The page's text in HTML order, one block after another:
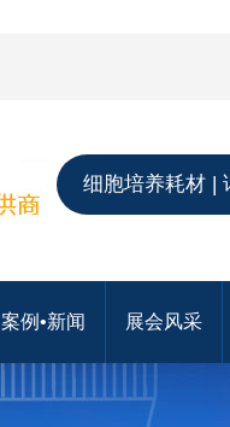
细胞培养耗材 |
案例•新闻 展会风采